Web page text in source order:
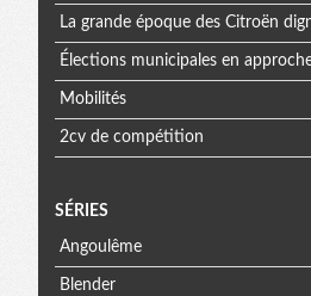
La grande époque des Citroën
Élections municipales en
Mobilités
2cv de compétition
SÉRIES
Angoulême
Blender